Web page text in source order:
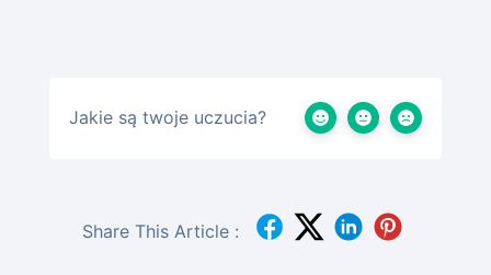
Jakie są twoje uczucia?
Share This Article :